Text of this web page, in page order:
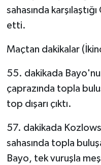
sahasında
etti.
Maçtan dakikalar
55. dakikada
çaprazında topla
top dışarı çıktı.
57. dakikada
sahasında topla
Bayo, tek vuruşla
GÜNDEM
Güvenlik
HABERDE İNSAN
İNSAN
İş Dünyası